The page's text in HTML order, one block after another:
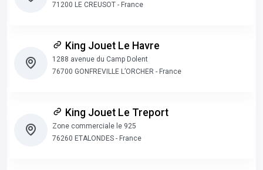
71200 LE CREUSOT - France
King Jouet Le Havre
1288 avenue du Camp Dolent
76700 GONFREVILLE L’ORCHER - France
King Jouet Le Treport
Zone commerciale le 925
76260 ETALONDES - France